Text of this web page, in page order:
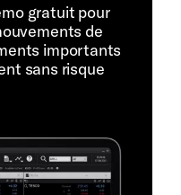
gratuit pour
de
importants
sans risque